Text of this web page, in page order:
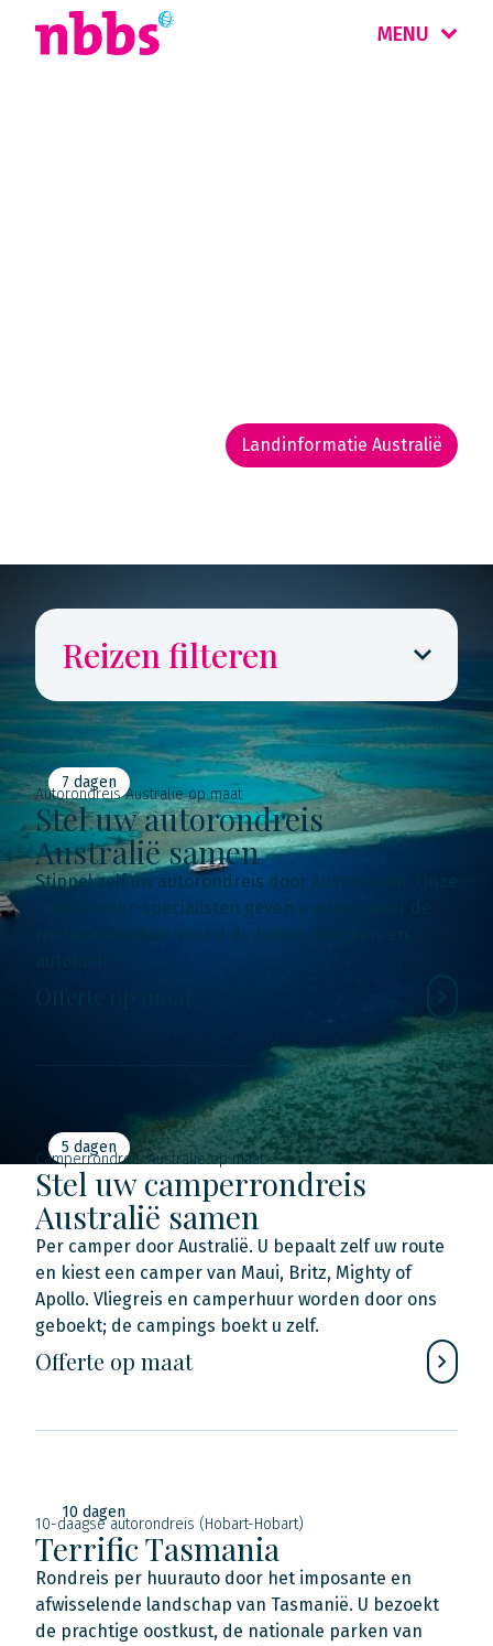
MENU
Landinformatie Australië
Reizen filteren
7 dagen
Autorondreis Australië op maat
Stel uw autorondreis
Australië samen
Stippel zelf uw autorondreis door Australië uit. Onze
Down Under-specialisten geven u advies over de
route en boeken voor u de hotels, vliegreis en
5 dagen
Camperrondreis Australië op maat
Stel uw camperrondreis
Australië samen
Per camper door Australië. U bepaalt zelf uw route
en kiest een camper van Maui, Britz, Mighty of
Apollo. Vliegreis en camperhuur worden door ons
geboekt; de campings boekt u zelf.
Offerte op maat
10 dagen
10-daagse autorondreis (Hobart-Hobart)
Terrific Tasmania
Rondreis per huurauto door het imposante en
afwisselende landschap van Tasmanië. U bezoekt
de prachtige oostkust, de nationale parken van